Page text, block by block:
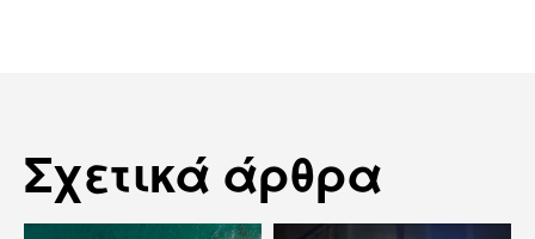
Σχετικά άρθρα